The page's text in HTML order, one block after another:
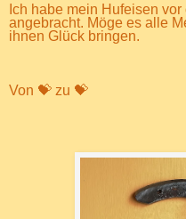
Ich habe mein Hufeisen
angebracht. Möge es alle
ihnen Glück bringen.
Von 💝 zu 💝